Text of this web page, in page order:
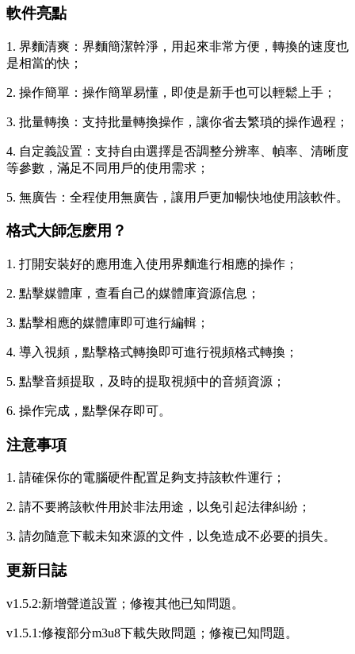
軟件亮點
1. 界麵清爽：界麵簡潔幹淨，用起來非常方便，轉換的速度也
是相當的快；
2. 操作簡單：操作簡單易懂，即使是新手也可以輕鬆上手；
3. 批量轉換：支持批量轉換操作，讓你省去繁瑣的操作過程；
4. 自定義設置：支持自由選擇是否調整分辨率、幀率、清晰度
等參數，滿足不同用戶的使用需求；
5. 無廣告：全程使用無廣告，讓用戶更加暢快地使用該軟件。
格式大師怎麽用？
1. 打開安裝好的應用進入使用界麵進行相應的操作；
2. 點擊媒體庫，查看自己的媒體庫資源信息；
3. 點擊相應的媒體庫即可進行編輯；
4. 導入視頻，點擊格式轉換即可進行視頻格式轉換；
5. 點擊音頻提取，及時的提取視頻中的音頻資源；
6. 操作完成，點擊保存即可。
注意事項
1. 請確保你的電腦硬件配置足夠支持該軟件運行；
2. 請不要將該軟件用於非法用途，以免引起法律糾紛；
3. 請勿隨意下載未知來源的文件，以免造成不必要的損失。
更新日誌
v1.5.2:新增聲道設置；修複其他已知問題。
v1.5.1:修複部分m3u8下載失敗問題；修複已知問題。